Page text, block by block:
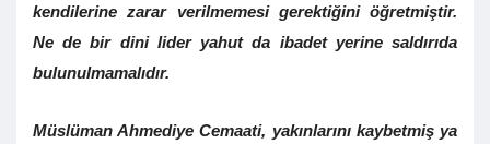
kendilerine zarar verilmemesi gerektiğini öğretmiştir.
Ne de bir dini lider yahut da ibadet yerine saldırıda
bulunulmamalıdır.
Müslüman Ahmediye Cemaati, yakınlarını kaybetmiş ya